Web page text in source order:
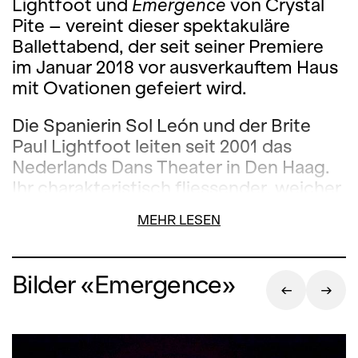
Lightfoot und Emergence von Crystal
Pite – vereint dieser spektakuläre
Ballettabend, der seit seiner Premiere
im Januar 2018 vor ausverkauftem Haus
mit Ovationen gefeiert wird.
Die Spanierin Sol León und der Brite
Paul Lightfoot leiten seit 2001 das
Nederlands Dans Theater in Den Haag.
Ihr charakteristisch fliessender, weicher
dunklen, geheimnisvollen Theatralik
zwei Elemente aufeinander. Feuer – als
das männlich destruktive Element – und
Kreativität verbundene – bedingen sich
MEHR LESEN
Bilder «Emergence»